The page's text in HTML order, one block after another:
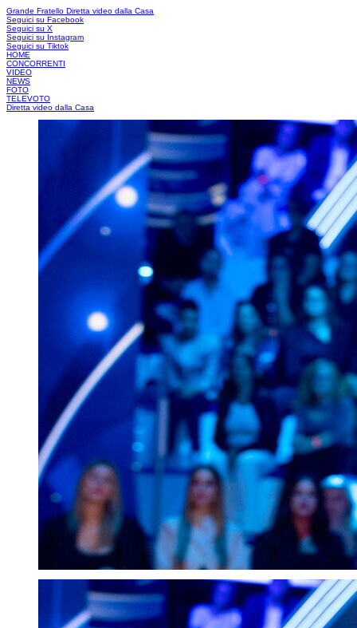
Grande Fratello Diretta video dalla Casa
Seguici su Facebook
Seguici su X
Seguici su Instagram
Seguici su Tiktok
HOME
CONCORRENTI
VIDEO
NEWS
FOTO
TELEVOTO
Diretta video dalla Casa